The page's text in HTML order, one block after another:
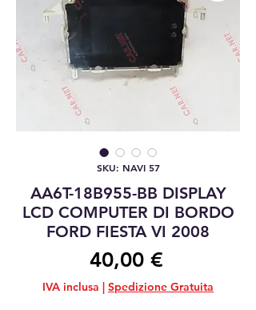
SKU: NAVI 57
AA6T-18B955-BB DISPLAY
LCD COMPUTER DI BORDO
FORD FIESTA VI 2008
40,00 €Prezzo
IVA inclusa | Spedizione Gratuita